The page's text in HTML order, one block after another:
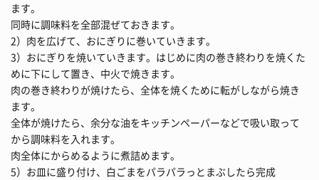
ます。
同時に調味料を全部混ぜておきます。
2）肉を広げて、おにぎりに巻いていきます。
3）おにぎりを焼いていきます。はじめに肉の巻き終わりを焼くた
めに下にして置き、中火で焼きます。
肉の巻き終わりが焼けたら、全体を焼くために転がしながら焼き
ます。
全体が焼けたら、余分な油をキッチンペーパーなどで吸い取って
から調味料を入れます。
肉全体にからめるように煮詰めます。
5）お皿に盛り付け、白ごまをパラパラっとまぶしたら完成